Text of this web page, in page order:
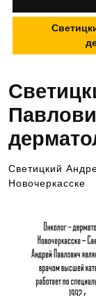
Светицкий
Новочеркасске